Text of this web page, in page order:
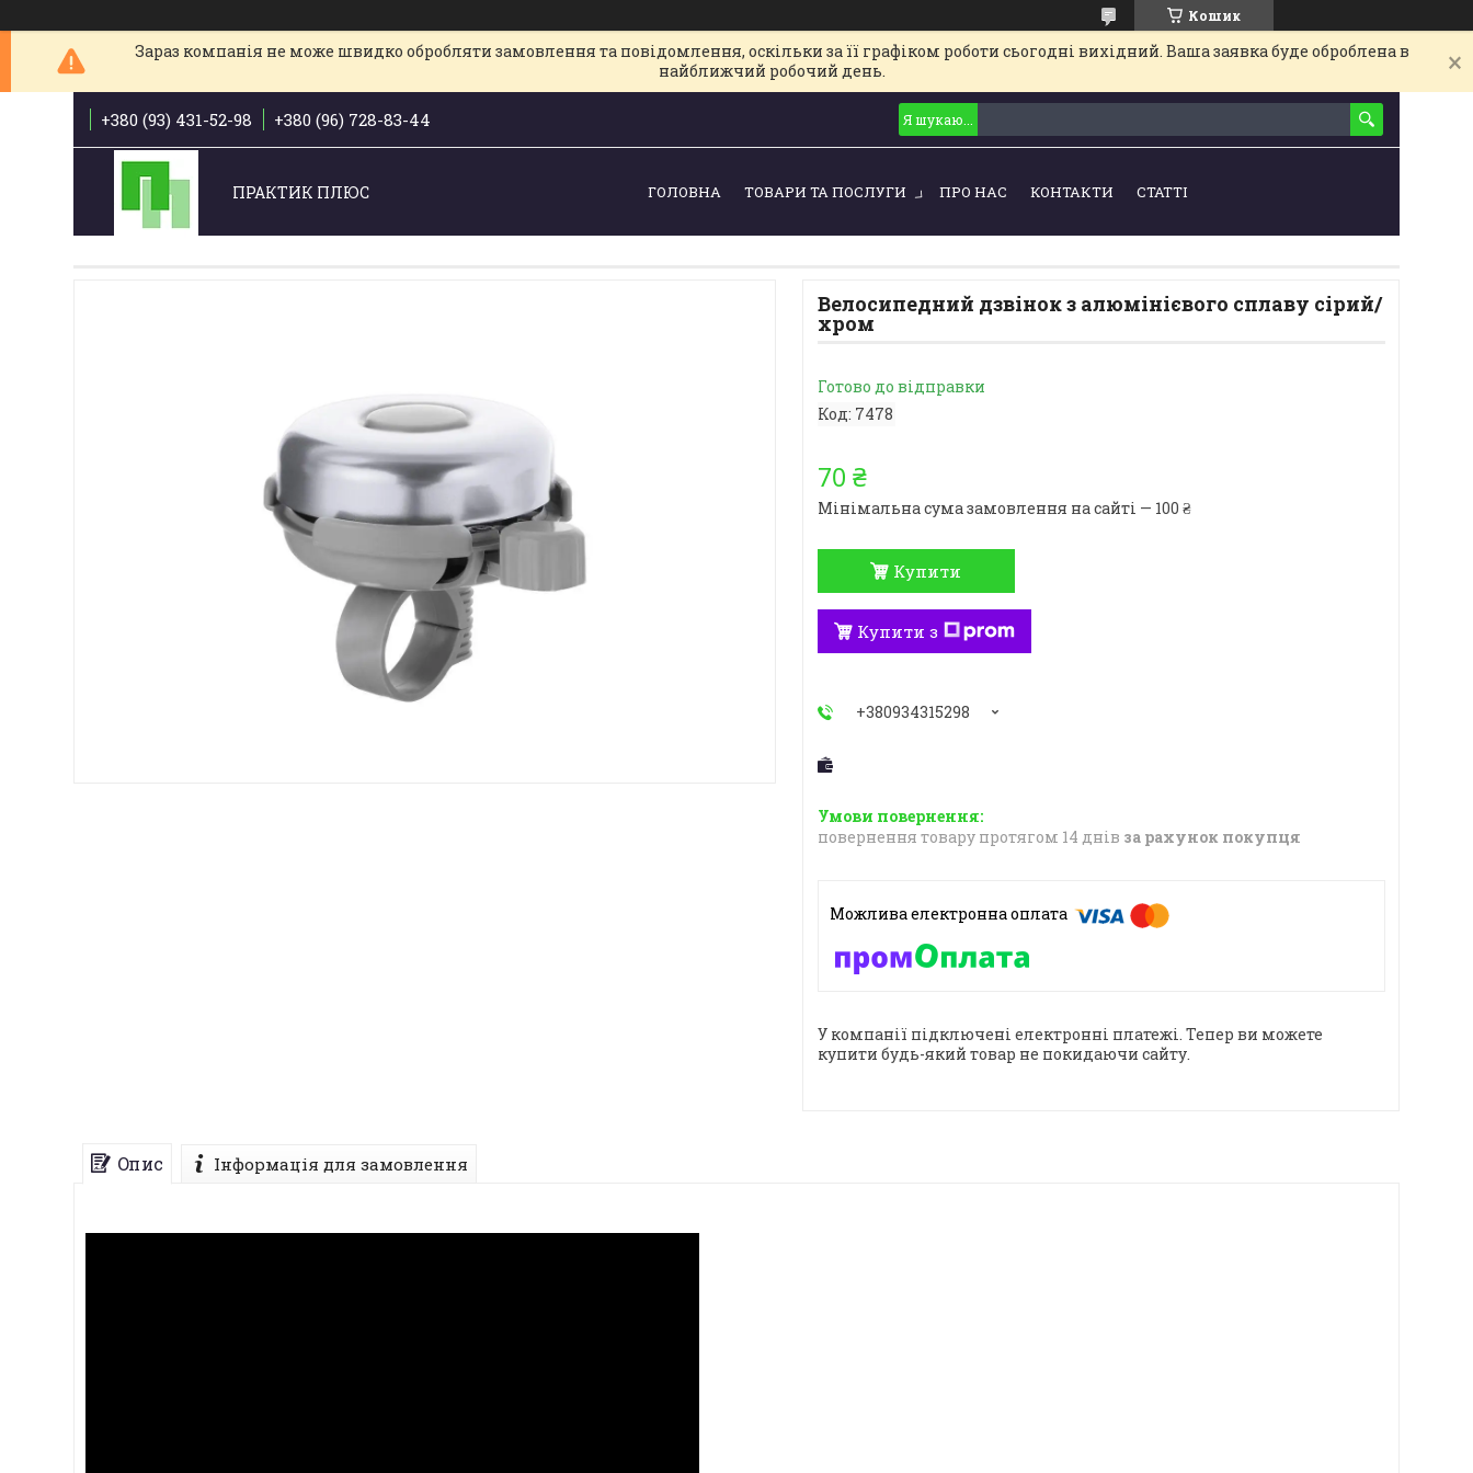
Кошик
Зараз компанія не може швидко обробляти замовлення та повідомлення, оскільки за її графіком роботи сьогодні вихідний. Ваша заявка буде оброблена в
найближчий робочий день.
+380 (93) 431-52-98 +380 (96) 728-83-44
ПРАКТИК ПЛЮС ГОЛОВНА ТОВАРИ ТА ПОСЛУГИ ПРО НАС КОНТАКТИ СТАТТІ
Велосипедний дзвінок з алюмінієвого сплаву сірий/
хром
Готово до відправки
Код: 7478
70 ₴
Мінімальна сума замовлення на сайті — 100 ₴
Купити
Купити з
+380934315298
повернення товару протягом 14 днів за рахунок покупця
У компанії підключені електронні платежі. Тепер ви можете
купити будь-який товар не покидаючи сайту.
Опис Інформація для замовлення